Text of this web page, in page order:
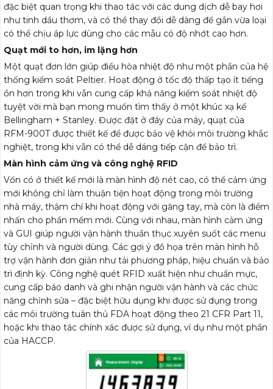
đặc biệt quan trọng khi thao tác với các dung dịch dễ bay hơi
như tinh dầu thơm, và có thể thay đổi dễ dàng để gắn vừa loại
có thể chịu áp lực dùng cho các mẫu có độ nhớt cao hơn.
Quạt mới to hơn, im lặng hơn
Một quạt đơn lớn giúp điều hòa nhiệt độ như một phần của hệ
thống kiểm soát Peltier. Hoạt động ở tốc độ thấp tạo ít tiếng
ồn hơn trong khi vẫn cung cấp khả năng kiểm soát nhiệt độ
tuyệt vời mà bạn mong muốn tìm thấy ở một khúc xạ kế
Bellingham + Stanley. Được đặt ở đáy của máy, quạt của
RFM-900T được thiết kế để được bảo vệ khỏi môi trường khắc
nghiệt, trong khi vẫn có thể dễ dáng tiếp cận để bảo trì.
Màn hình cảm ứng và công nghệ RFID
Vốn có ở thiết kế mới là màn hình độ nét cao, có thể cảm ứng
mới không chỉ làm thuận tiện hoạt động trong môi trường
nhà máy, thậm chí khi hoạt động với găng tay, mà còn là điểm
nhấn cho phần mềm mới. Cùng với nhau, màn hình cảm ứng
và GUI giúp người vận hành thuần thục xuyên suốt các menu
tùy chỉnh và người dùng. Các gợi ý đồ họa trên màn hình hỗ
trợ vận hành đơn giản như tải phương pháp, hiệu chuẩn và bảo
trì định kỳ. Công nghệ quét RFID xuất hiện như chuẩn mực,
cung cấp báo danh và ghi nhận người vận hành và các chức
năng chỉnh sửa – đặc biệt hữu dụng khi được sử dụng trong
các môi trường tuân thủ FDA hoạt động theo 21 CFR Part 11,
hoặc khi thao tác chính xác được sử dụng, ví dụ như một phần
của HACCP.